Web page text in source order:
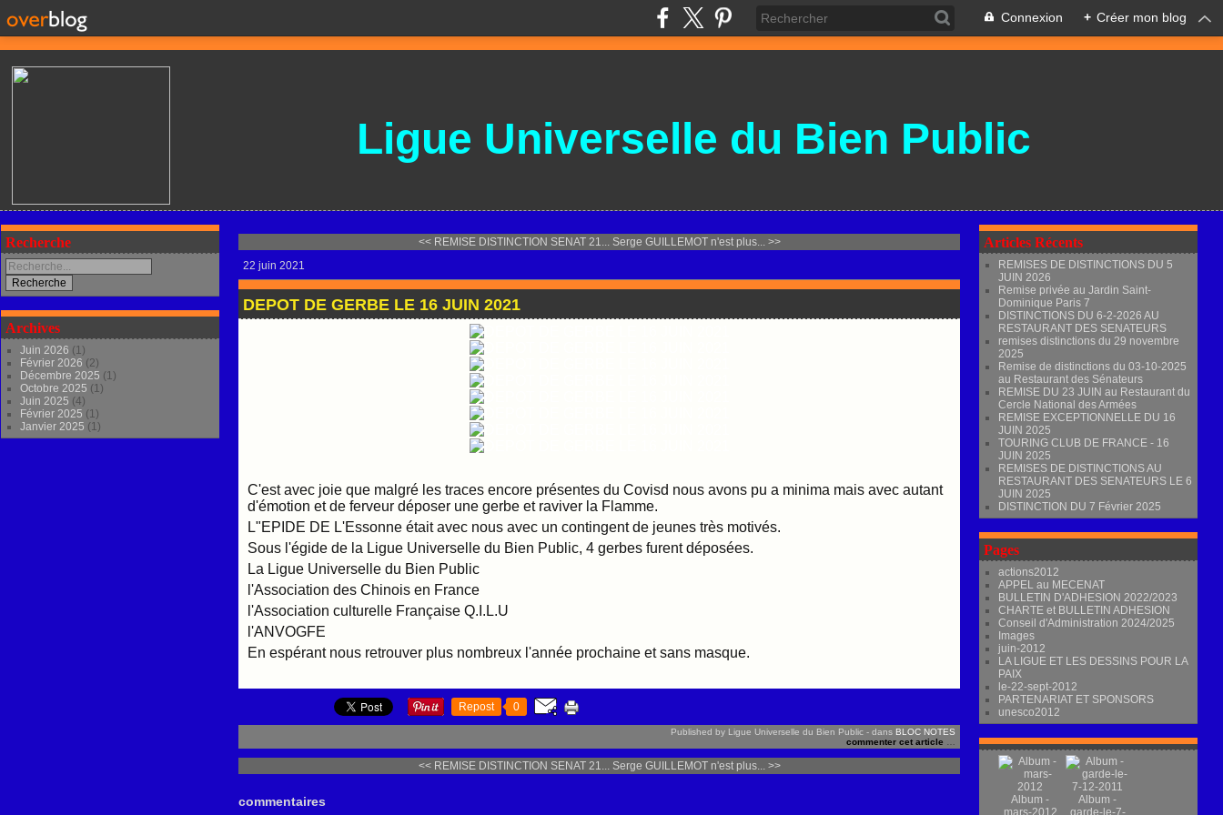
Connexion + Créer mon blog
Ligue Universelle du Bien Public
Recherche
Archives
Juin 2026 (1)
Février 2026 (2)
Décembre 2025 (1)
Octobre 2025 (1)
Juin 2025 (4)
Février 2025 (1)
Janvier 2025 (1)
<< REMISE DISTINCTION SENAT 21... Serge GUILLEMOT n'est plus... >>
22 juin 2021
DEPOT DE GERBE LE 16 JUIN 2021
C'est avec joie que malgré les traces encore présentes du Covisd nous avons pu a minima mais avec autant
d'émotion et de ferveur déposer une gerbe et raviver la Flamme.
L"EPIDE DE L'Essonne était avec nous avec un contingent de jeunes très motivés.
Sous l'égide de la Ligue Universelle du Bien Public, 4 gerbes furent déposées.
La Ligue Universelle du Bien Public
l'Association des Chinois en France
l'Association culturelle Française Q.I.L.U
l'ANVOGFE
En espérant nous retrouver plus nombreux l'année prochaine et sans masque.
Repost 0
Published by Ligue Universelle du Bien Public - dans BLOC NOTES
commenter cet article
<< REMISE DISTINCTION SENAT 21... Serge GUILLEMOT n'est plus... >>
commentaires
Articles Récents
REMISES DE DISTINCTIONS DU 5
JUIN 2026
Remise privée au Jardin Saint-
Dominique Paris 7
DISTINCTIONS DU 6-2-2026 AU
RESTAURANT DES SENATEURS
remises distinctions du 29 novembre
2025
Remise de distinctions du 03-10-2025
au Restaurant des Sénateurs
REMISE DU 23 JUIN au Restaurant du
Cercle National des Armées
REMISE EXCEPTIONNELLE DU 16
JUIN 2025
TOURING CLUB DE FRANCE - 16
JUIN 2025
REMISES DE DISTINCTIONS AU
RESTAURANT DES SENATEURS LE 6
JUIN 2025
DISTINCTION DU 7 Février 2025
Pages
actions2012
APPEL au MECENAT
BULLETIN D'ADHESION 2022/2023
CHARTE et BULLETIN ADHESION
Conseil d'Administration 2024/2025
Images
juin-2012
LA LIGUE ET LES DESSINS POUR LA
PAIX
le-22-sept-2012
PARTENARIAT ET SPONSORS
unesco2012
Album -
mars-2012
Album -
garde-le-7-